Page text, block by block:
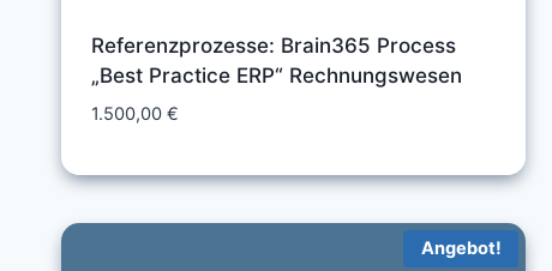
Referenzprozesse: Brain365 Process
„Best Practice ERP“ Rechnungswesen
1.500,00 €
Angebot!